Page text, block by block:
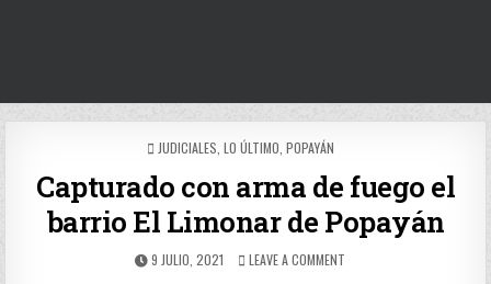
POSTED
JUDICIALES LO ÚLTIMO POPAYÁN
Capturado con arma de fuego el
barrio El Limonar de Popayán
PUBLISHED
9 JULIO, 2021 LEAVE A COMMENT